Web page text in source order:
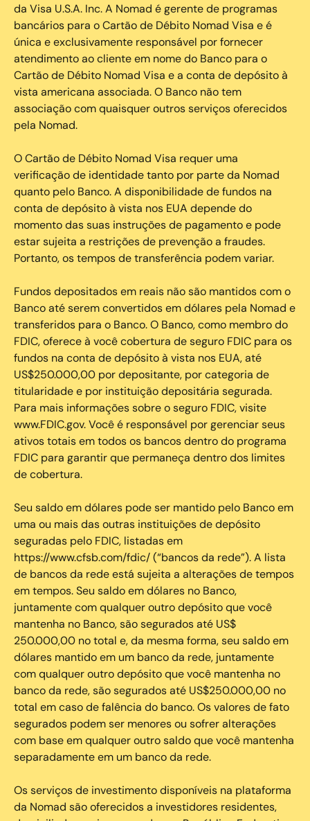
da Visa U.S.A. Inc. A Nomad é gerente de programas
bancários para o Cartão de Débito Nomad Visa e é
única e exclusivamente responsável por fornecer
atendimento ao cliente em nome do Banco para o
Cartão de Débito Nomad Visa e a conta de depósito à
vista americana associada. O Banco não tem
associação com quaisquer outros serviços oferecidos
pela Nomad.
O Cartão de Débito Nomad Visa requer uma
verificação de identidade tanto por parte da Nomad
quanto pelo Banco. A disponibilidade de fundos na
conta de depósito à vista nos EUA depende do
momento das suas instruções de pagamento e pode
estar sujeita a restrições de prevenção a fraudes.
Portanto, os tempos de transferência podem variar.
Fundos depositados em reais não são mantidos com o
Banco até serem convertidos em dólares pela Nomad e
transferidos para o Banco. O Banco, como membro do
FDIC, oferece à você cobertura de seguro FDIC para os
fundos na conta de depósito à vista nos EUA, até
US$250.000,00 por depositante, por categoria de
titularidade e por instituição depositária segurada.
Para mais informações sobre o seguro FDIC, visite
www.FDIC.gov. Você é responsável por gerenciar seus
ativos totais em todos os bancos dentro do programa
FDIC para garantir que permaneça dentro dos limites
de cobertura.
Seu saldo em dólares pode ser mantido pelo Banco em
uma ou mais das outras instituições de depósito
seguradas pelo FDIC, listadas em
https://www.cfsb.com/fdic/ (“bancos da rede”). A lista
de bancos da rede está sujeita a alterações de tempos
em tempos. Seu saldo em dólares no Banco,
juntamente com qualquer outro depósito que você
mantenha no Banco, são segurados até US$
250.000,00 no total e, da mesma forma, seu saldo em
dólares mantido em um banco da rede, juntamente
com qualquer outro depósito que você mantenha no
banco da rede, são segurados até US$250.000,00 no
total em caso de falência do banco. Os valores de fato
segurados podem ser menores ou sofrer alterações
com base em qualquer outro saldo que você mantenha
separadamente em um banco da rede.
Os serviços de investimento disponíveis na plataforma
da Nomad são oferecidos a investidores residentes,